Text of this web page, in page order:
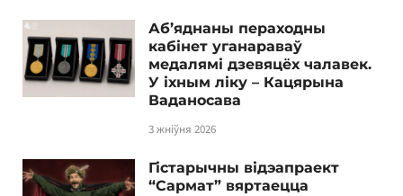
Аб’яднаны пераходны
кабінет уганараваў
медалямі дзевяцёх чалавек.
У іхным ліку – Кацярына
Ваданосава
3 жніўня 2026
Гістарычны відэапраект
“Сармат” вяртаецца